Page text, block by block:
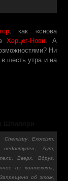
, как «снова
вХерцег-Нови. А
Ни
шесть утра и на
Chemistry, Exorcism,
, Аут,
,Вверх, Вдруг,
из контекста,
Запрещено об этом,